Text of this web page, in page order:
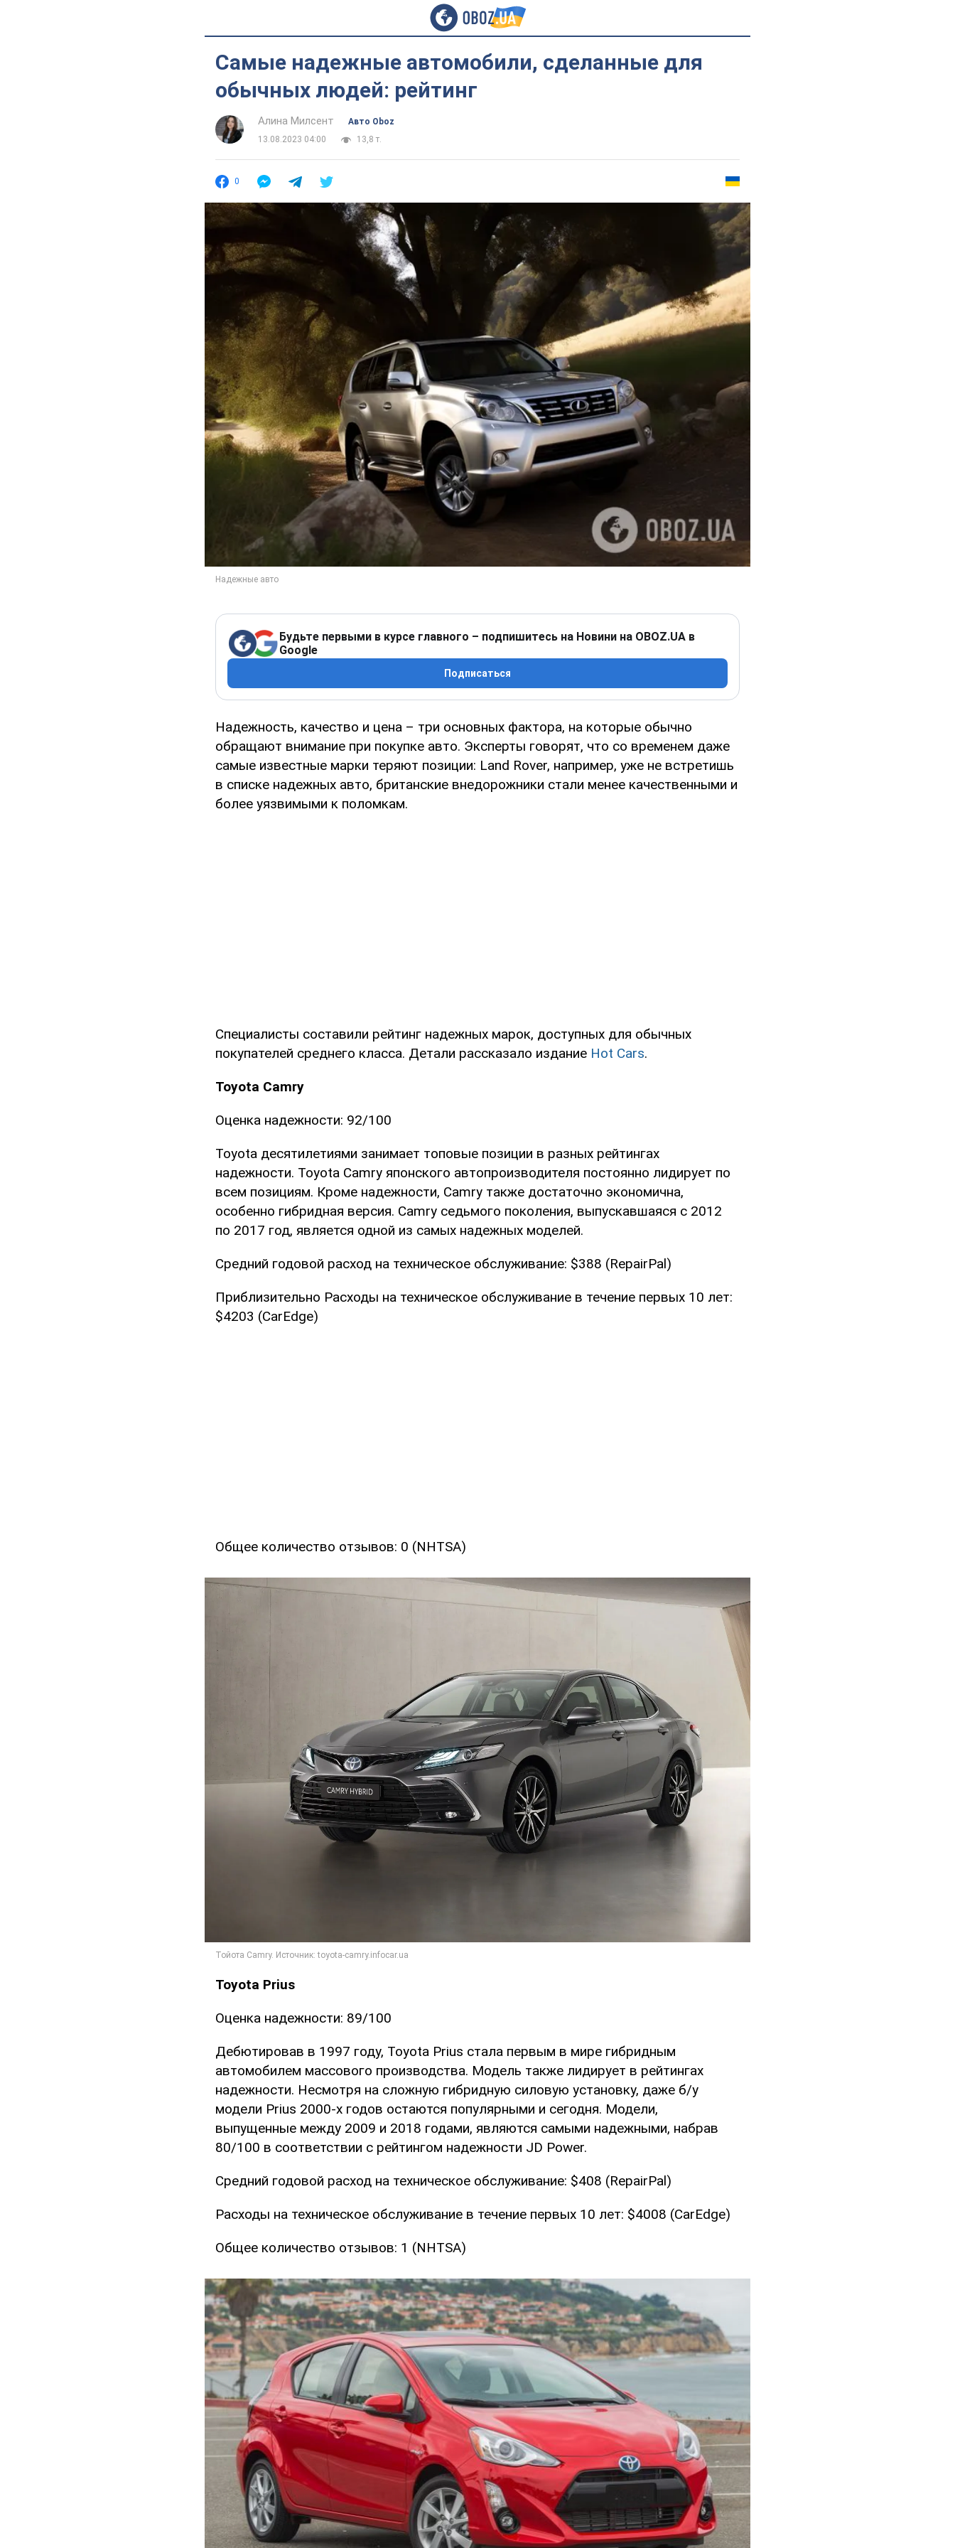
Самые надежные автомобили, сделанные для
обычных людей: рейтинг
Алина Милсент
Авто Oboz
13.08.2023 04:00
13,8 т.
0
Будьте первыми в курсе главного – подпишитесь на Новини на OBOZ.UA в
Google
Подписаться
Надежность, качество и цена – три основных фактора, на которые обычно
обращают внимание при покупке авто. Эксперты говорят, что со временем даже
самые известные марки теряют позиции: Land Rover, например, уже не встретишь
в списке надежных авто, британские внедорожники стали менее качественными и
более уязвимыми к поломкам.
Специалисты составили рейтинг надежных марок, доступных для обычных
покупателей среднего класса. Детали рассказало издание Hot Cars.
Toyota Camry
Оценка надежности: 92/100
Toyota десятилетиями занимает топовые позиции в разных рейтингах
надежности. Toyota Camry японского автопроизводителя постоянно лидирует по
всем позициям. Кроме надежности, Camry также достаточно экономична,
особенно гибридная версия. Camry седьмого поколения, выпускавшаяся с 2012
по 2017 год, является одной из самых надежных моделей.
Средний годовой расход на техническое обслуживание: $388 (RepairPal)
Приблизительно Расходы на техническое обслуживание в течение первых 10 лет:
$4203 (CarEdge)
Общее количество отзывов: 0 (NHTSA)
Toyota Prius
Оценка надежности: 89/100
Дебютировав в 1997 году, Toyota Prius стала первым в мире гибридным
автомобилем массового производства. Модель также лидирует в рейтингах
надежности. Несмотря на сложную гибридную силовую установку, даже б/у
модели Prius 2000-х годов остаются популярными и сегодня. Модели,
выпущенные между 2009 и 2018 годами, являются самыми надежными, набрав
80/100 в соответствии с рейтингом надежности JD Power.
Средний годовой расход на техническое обслуживание: $408 (RepairPal)
Расходы на техническое обслуживание в течение первых 10 лет: $4008 (CarEdge)
Общее количество отзывов: 1 (NHTSA)